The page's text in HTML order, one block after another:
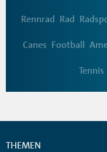
Rennrad Rad
Canes Football
Tennis
THEMEN